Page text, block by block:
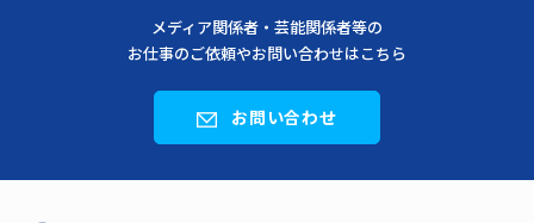
メディア関係者・芸能関係者等の
お仕事のご依頼やお問い合わせはこちら
お問い合わせ